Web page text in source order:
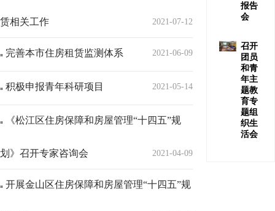
赁相关工作 2021-07-12
完善本市住房租赁监测体系 2021-06-09
积极申报青年科研项目 2021-05-14
《松江区住房保障和房屋管理“十四五”规
划》召开专家咨询会 2021-04-09
开展金山区住房保障和房屋管理“十四五”规
报告
会
召开
团员
和青
年主
题教
育专
题组
织生
活会